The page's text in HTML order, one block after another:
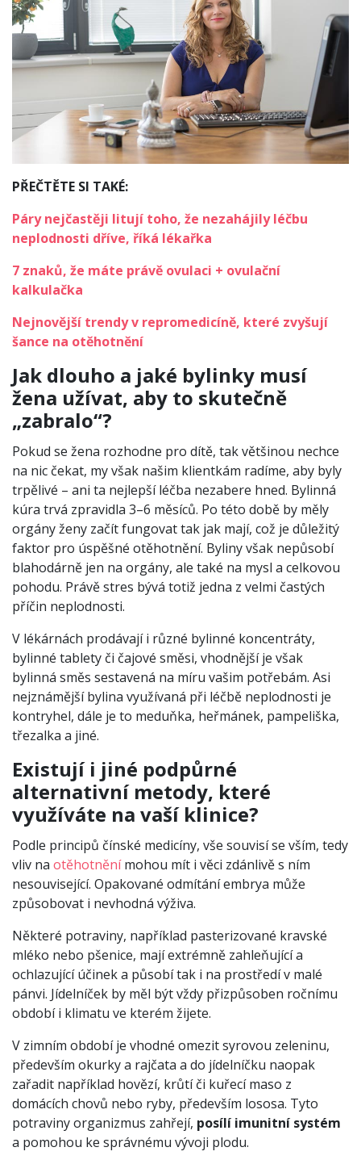
PŘEČTĚTE SI TAKÉ:
Páry nejčastěji litují toho, že nezahájily léčbu
neplodnosti dříve, říká lékařka
7 znaků, že máte právě ovulaci + ovulační
kalkulačka
Nejnovější trendy v repromedicíně, které zvyšují
šance na otěhotnění
Jak dlouho a jaké bylinky musí
žena užívat, aby to skutečně
„zabralo“?
Pokud se žena rozhodne pro dítě, tak většinou nechce
na nic čekat, my však našim klientkám radíme, aby byly
trpělivé – ani ta nejlepší léčba nezabere hned. Bylinná
kúra trvá zpravidla 3–6 měsíců. Po této době by měly
orgány ženy začít fungovat tak jak mají, což je důležitý
faktor pro úspěšné otěhotnění. Byliny však nepůsobí
blahodárně jen na orgány, ale také na mysl a celkovou
pohodu. Právě stres bývá totiž jedna z velmi častých
příčin neplodnosti.
V lékárnách prodávají i různé bylinné koncentráty,
bylinné tablety či čajové směsi, vhodnější je však
bylinná směs sestavená na míru vašim potřebám. Asi
nejznámější bylina využívaná při léčbě neplodnosti je
kontryhel, dále je to meduňka, heřmánek, pampeliška,
třezalka a jiné.
Existují i jiné podpůrné
alternativní metody, které
využíváte na vaší klinice?
Podle principů čínské medicíny, vše souvisí se vším, tedy
vliv na otěhotněnímohou mít i věci zdánlivě s ním
nesouvisející. Opakované odmítání embrya může
způsobovat i nevhodná výživa.
Některé potraviny, například pasterizované kravské
mléko nebo pšenice, mají extrémně zahleňující a
ochlazující účinek a působí tak i na prostředí v malé
pánvi. Jídelníček by měl být vždy přizpůsoben ročnímu
období i klimatu ve kterém žijete.
V zimním období je vhodné omezit syrovou zeleninu,
především okurky a rajčata a do jídelníčku naopak
zařadit například hovězí, krůtí či kuřecí maso z
domácích chovů nebo ryby, především lososa. Tyto
potraviny organizmus zahřejí, posílí imunitní systém
a pomohou ke správnému vývoji plodu.